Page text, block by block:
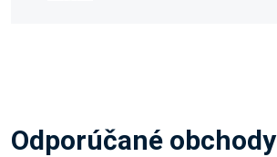
Odporúčané obchody